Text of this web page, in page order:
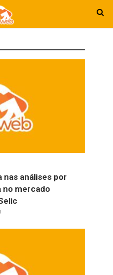
nas análises por
mercado